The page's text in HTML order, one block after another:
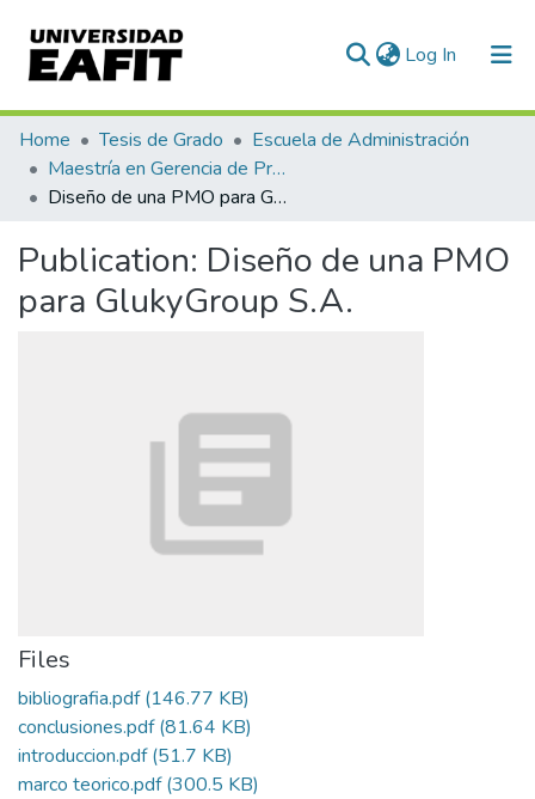
Log In (current)
Communities & Collections
All of DSpace
Home Tesis de Grado
Escuela de Administración
Maestría en Gerencia de Proyectos (Tesis)
Diseño de una PMO para GlukyGroup S.A.
Publication: Diseño de una PMO
para GlukyGroup S.A.
Files
bibliografia.pdf(146.77 KB)
conclusiones.pdf(81.64 KB)
introduccion.pdf(51.7 KB)
marco teorico.pdf(300.5 KB)